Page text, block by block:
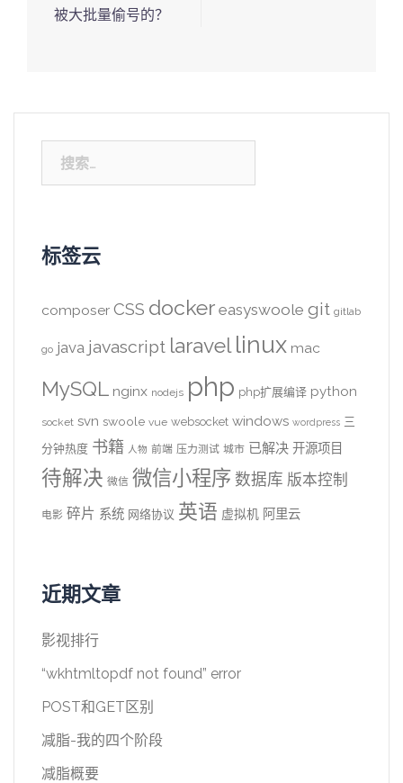
被大批量偷号的？
索：
标签云
composer CSS docker easyswoole git gitlab
go java javascript laravel linux mac
MySQL nginx nodejs php php扩展编译 python
socket svn swoole vue websocket windows wordpress 三
分钟热度 书籍 人物 前端 压力测试 城市 已解决 开源项目
待解决 微信 微信小程序 数据库 版本控制
电影 碎片 系统 网络协议 英语 虚拟机 阿里云
近期文章
影视排行
“wkhtmltopdf not found” error
POST和GET区别
减脂-我的四个阶段
减脂概要